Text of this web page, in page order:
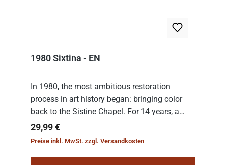
1980 Sixtina - EN
In 1980, the most ambitious restoration
process in art history began: bringing color
back to the Sistine Chapel. For 14 years, a
team of experts from the Vatican undertook
the meticulous job of cleaning and
Regulärer Preis:
29,99 €
Preise inkl. MwSt. zzgl. Versandkosten